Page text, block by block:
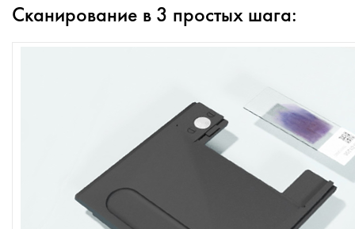
Сканирование в 3 простых шага: